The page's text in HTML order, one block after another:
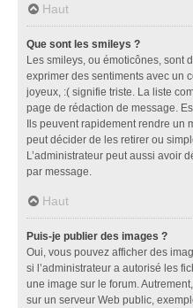
Haut
Que sont les smileys ?
Les smileys, ou émoticônes, sont
exprimer des sentiments avec un
joyeux, :( signifie triste. La liste
page de rédaction de message.
Ils peuvent rapidement rendre un
peut décider de les retirer ou
L’administrateur peut aussi avoir
par message.
Haut
Puis-je publier des images ?
Oui, vous pouvez afficher des
si l’administrateur a autorisé les
une image sur le forum.
sur un serveur Web public,